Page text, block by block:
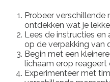
Probeer verschillende
ontdekken wat je
Lees de instructies
op de verpakking van
Begin met een
lichaam erop
Experimenteer met